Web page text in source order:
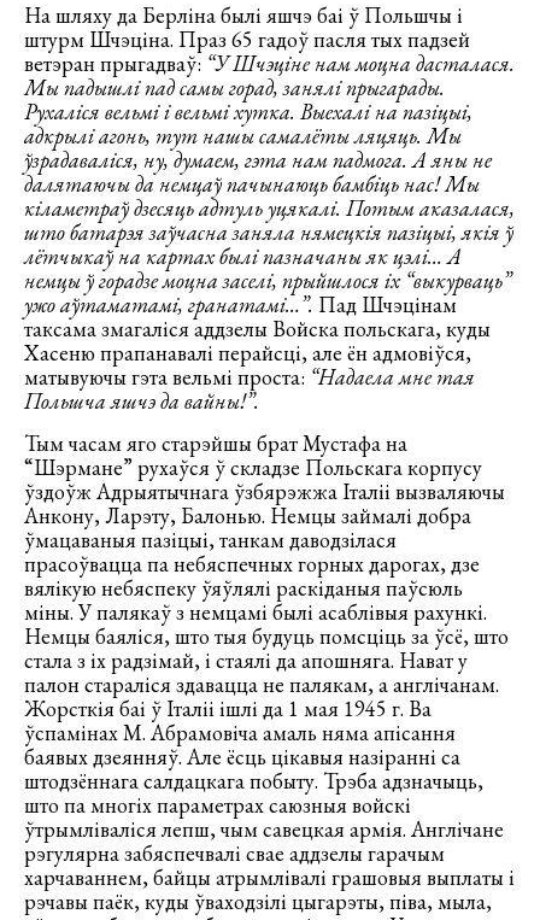
На шляху да Берліна былі яшчэ баі ў Польшчы і
штурм Шчэціна. Праз 65 гадоў пасля тых падзей
ветэран прыгадваў: “У Шчэціне нам моцна дасталася.
Мы падышлі пад самы горад, занялі прыгарады.
Рухаліся вельмі і вельмі хутка. Выехалі на пазіцыі,
адкрылі агонь, тут нашы самалёты ляцяць. Мы
ўзрадаваліся, ну, думаем, гэта нам падмога. А яны не
далятаючы да немцаў пачынаюць бамбіць нас! Мы
кіламетраў дзесяць адтуль уцякалі. Потым аказалася,
што батарэя заўчасна заняла нямецкія пазіцыі, якія ў
лётчыкаў на картах былі пазначаны як цэлі… А
немцы ў горадзе моцна заселі, прыйшлося іх “выкурваць”
ужо аўтаматамі, гранатамі…”. Пад Шчэцінам
таксама змагаліся аддзелы Войска польскага, куды
Хасеню прапанавалі перайсці, але ён адмовіўся,
матывуючы гэта вельмі проста: “Надаела мне тая
Польшча яшчэ да вайны!”.
Тым часам яго старэйшы брат Мустафа на
“Шэрмане” рухаўся ў складзе Польскага корпусу
ўздоўж Адрыятычнага ўзбярэжжа Італіі вызваляючы
Анкону, Ларэту, Балонью. Немцы займалі добра
ўмацаваныя пазіцыі, танкам даводзілася
прасоўвацца па небяспечных горных дарогах, дзе
вялікую небяспеку ўяўлялі раскіданыя паўсюль
міны. У палякаў з немцамі былі асаблівыя рахункі.
Немцы баяліся, што тыя будуць помсціць за ўсё, што
стала з іх радзімай, і стаялі да апошняга. Нават у
палон стараліся здавацца не палякам, а англічанам.
Жорсткія баі ў Італіі ішлі да 1 мая 1945 г. Ва
ўспамінах М. Абрамовіча амаль няма апісання
баявых дзеянняў. Але ёсць цікавыя назіранні са
штодзённага салдацкага побыту. Трэба адзначыць,
што па многіх параметрах саюзныя войскі
ўтрымліваліся лепш, чым савецкая армія. Англічане
рэгулярна забяспечвалі свае аддзелы гарачым
харчаваннем, байцы атрымлівалі грашовыя выплаты і
рэчавы паёк, куды ўваходзілі цыгарэты, піва, мыла,